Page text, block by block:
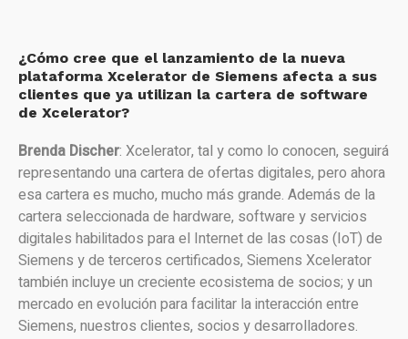
¿Cómo cree que el lanzamiento de la nueva
plataforma Xcelerator de Siemens afecta a sus
clientes que ya utilizan la cartera de software
de Xcelerator?
Brenda Discher: Xcelerator, tal y como lo conocen, seguirá
representando una cartera de ofertas digitales, pero ahora
esa cartera es mucho, mucho más grande. Además de la
cartera seleccionada de hardware, software y servicios
digitales habilitados para el Internet de las cosas (IoT) de
Siemens y de terceros certificados, Siemens Xcelerator
también incluye un creciente ecosistema de socios; y un
mercado en evolución para facilitar la interacción entre
Siemens, nuestros clientes, socios y desarrolladores.